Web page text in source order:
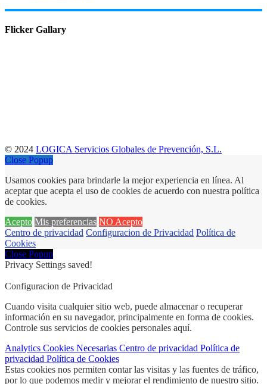
Flicker Gallary
© 2024 LOGICA Servicios Globales de Prevención, S.L.
Close Popup
Usamos cookies para brindarle la mejor experiencia en línea. Al
aceptar que acepta el uso de cookies de acuerdo con nuestra política
de cookies.
Acepto Mis preferencias NO Acepto
Centro de privacidad Configuracion de Privacidad Política de
Cookies
Close Popup
Privacy Settings saved!
Configuracion de Privacidad
Cuando visita cualquier sitio web, puede almacenar o recuperar
información en su navegador, principalmente en forma de cookies.
Controle sus servicios de cookies personales aquí.
Analytics Cookies Necesarias Centro de privacidad Política de
privacidad Política de Cookies
Estas cookies nos permiten contar las visitas y las fuentes de tráfico,
por lo que podemos medir y mejorar el rendimiento de nuestro sitio.